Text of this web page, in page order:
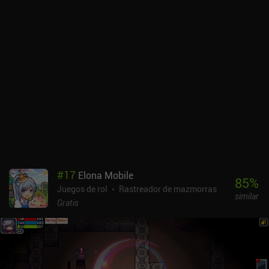
en el siguiente bioma.The Enchanted Cave 2 es un título premium
de 5,99 $ y una recomendación fácil para los fans de los RPG de
mazmorras.
#17 Elona Mobile
Juegos de rol
Rastreador de mazmorras
Gratis
85%
similar